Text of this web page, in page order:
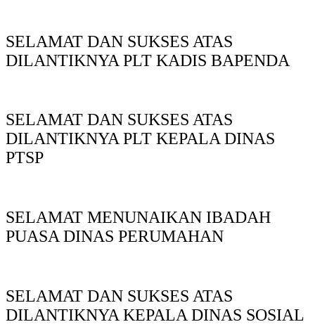
SELAMAT DAN SUKSES ATAS
DILANTIKNYA PLT KADIS BAPENDA
SELAMAT DAN SUKSES ATAS
DILANTIKNYA PLT KEPALA DINAS
PTSP
SELAMAT MENUNAIKAN IBADAH
PUASA DINAS PERUMAHAN
SELAMAT DAN SUKSES ATAS
DILANTIKNYA KEPALA DINAS SOSIAL